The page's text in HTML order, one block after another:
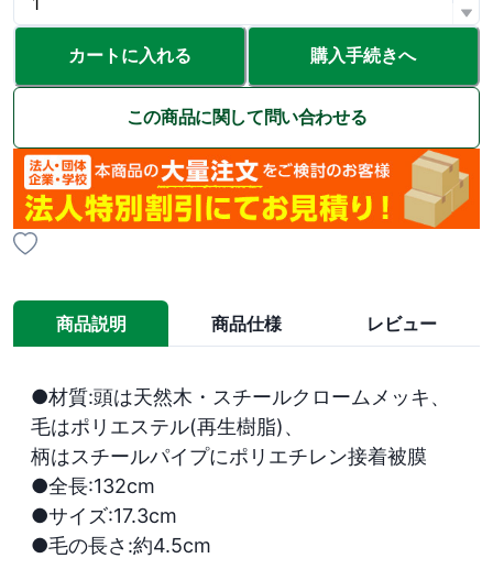
カートに入れる 購入手続きへ
この商品に関して問い合わせる
商品説明 商品仕様 レビュー
●材質:頭は天然木・スチールクロームメッキ、
毛はポリエステル(再生樹脂)、
柄はスチールパイプにポリエチレン接着被膜
●全長:132cm
●サイズ:17.3cm
●毛の長さ:約4.5cm